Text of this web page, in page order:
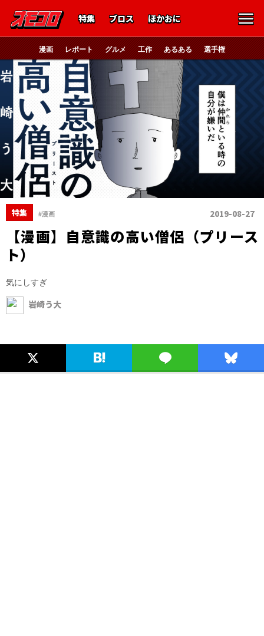
特集 ブロス ほかおに
漫画 レポート グルメ 工作 あるある 選手権
特集 #漫画 2019-08-27
【漫画】自意識の高い僧侶（プリース
ト）
気にしすぎ
岩崎う大